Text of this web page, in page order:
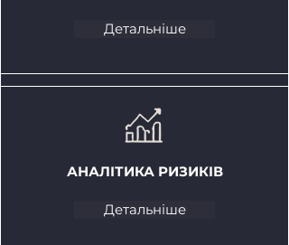
Детальніше
АНАЛІТИКА РИЗИКІВ
Детальніше